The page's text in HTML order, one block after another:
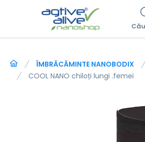
ÎMBRĂCĂMINTE NANOBODIX
COOL NANO chiloți lungi .femei